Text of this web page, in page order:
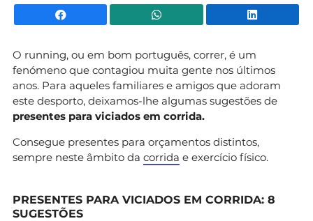
Facebook WhatsApp
O running, ou em bom português, correr, é um
fenómeno que contagiou muita gente nos últimos
anos. Para aqueles familiares e amigos que adoram
este desporto, deixamos-lhe algumas sugestões de
presentes para viciados em corrida.
Consegue presentes para orçamentos distintos,
sempre neste âmbito da corrida e exercício físico.
PRESENTES PARA VICIADOS EM CORRIDA: 8
SUGESTÕES